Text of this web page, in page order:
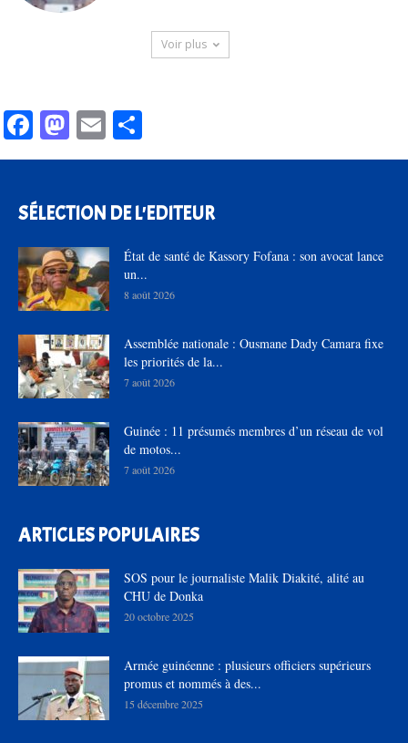
Voir plus
Facebook
Mastodon
Email
SÉLECTION DE L'EDITEUR
État de santé de Kassory Fofana : son avocat lance
un...
8 août 2026
Assemblée nationale : Ousmane Dady Camara fixe
les priorités de la...
7 août 2026
Guinée : 11 présumés membres d’un réseau de vol
de motos...
7 août 2026
ARTICLES POPULAIRES
SOS pour le journaliste Malik Diakité, alité au
CHU de Donka
20 octobre 2025
Armée guinéenne : plusieurs officiers supérieurs
promus et nommés à des...
15 décembre 2025